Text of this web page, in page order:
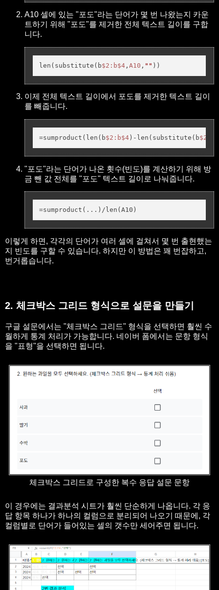
A10 셀에 있는 "포도"라는 단어가 몇 번 나왔는지 카운
트하기 위해 "포도"를 제거한 전체 텍스트 길이를 구합
니다.
len(substitute(b$2 :b$4, A10 , "" ))
이제 전체 텍스트 길이에서 포도를 제거한 텍스트 길이
를 빼줍니다.
=sumproduct(len(b$2 :b$4)-len(substitute(b$2 :b
"포도"라는 단어가 나온 횟수(빈도)를 계산하기 위해 방
금 뺀 값 전체를 "포도" 텍스트 길이로 나눠줍니다.
=sumproduct(...)/len(A10)
이렇게 하면, 각각의 단어가 여러 셀에 걸쳐서 몇 번 출현했는
지 빈도를 구할 수 있습니다. 하지만 이 방법은 꽤 번잡하고,
번거롭습니다.
2. 체크박스 그리드 형식으로 설문을 만들기
구글 설문에서는 "체크박스 그리드" 형식을 선택하면 훨씬 수
월하게 통계 처리가 가능합니다. 네이버 폼에서는 문항 형식
을 "표형"을 선택하면 됩니다.
체크박스 그리드로 구성한 복수 응답 설문 문항
이 경우에는 결과분석 시트가 훨씬 단순하게 나옵니다. 각 응
답 항목 하나가 하나의 컬럼으로 분리되어 나오기 때문에, 각
컬럼별로 단어가 들어있는 셀의 갯수만 세어주면 됩니다.